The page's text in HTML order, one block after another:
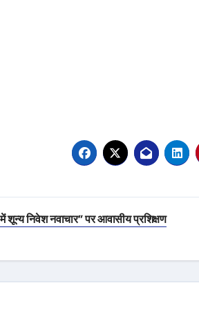
में शून्य निवेश नवाचार” पर आवासीय प्रशिक्षण